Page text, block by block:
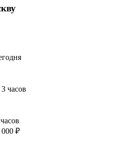
3 часов
000 ₽